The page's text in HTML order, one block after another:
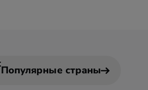
Популярные страны